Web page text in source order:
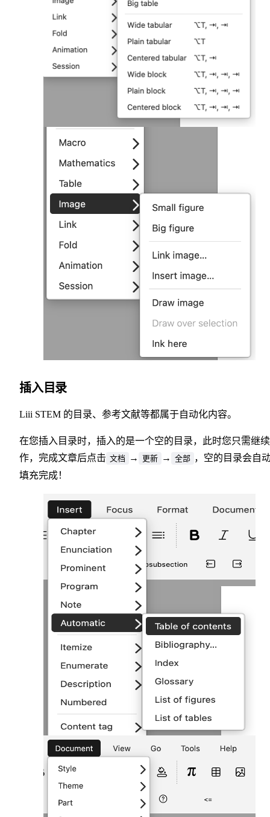
插入目录
Liii STEM 的目录、参考文献等都属于自动化内容。
在您插入目录时，插入的是一个空的目录，此时您只需继
作，完成文章后点击 文档 → 更新 → 全部 ，空的目录会自
填充完成！